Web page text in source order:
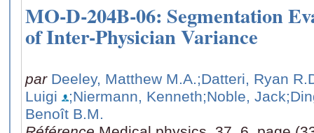
MO‐D‐204B‐06: Segmentation
of Inter-Physician Variance
par Deeley, Matthew M.A.;Datteri, Ryan
Luigi
;Niermann, Kenneth;Noble, Jack
Benoît B.M.